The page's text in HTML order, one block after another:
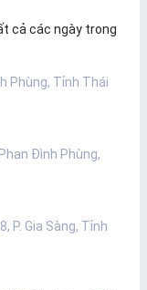
cả các ngày trong
Phùng, Tỉnh Thái
Đình Phùng,
P. Gia Sàng, Tỉnh